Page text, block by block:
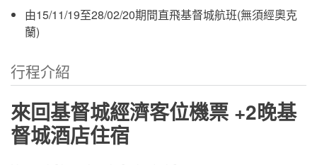
由15/11/19至28/02/20期間直飛基督城航班(無須經奧克
蘭)
行程介紹
來回基督城經濟客位機票 +2晚基
督城酒店住宿